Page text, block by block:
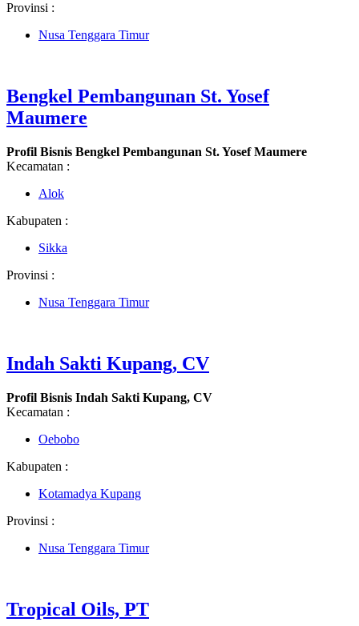
Provinsi :
Nusa Tenggara Timur
Bengkel Pembangunan St. Yosef
Maumere
Profil Bisnis Bengkel Pembangunan St. Yosef Maumere
Kecamatan :
Alok
Kabupaten :
Sikka
Provinsi :
Nusa Tenggara Timur
Indah Sakti Kupang, CV
Profil Bisnis Indah Sakti Kupang, CV
Kecamatan :
Oebobo
Kabupaten :
Kotamadya Kupang
Provinsi :
Nusa Tenggara Timur
Tropical Oils, PT